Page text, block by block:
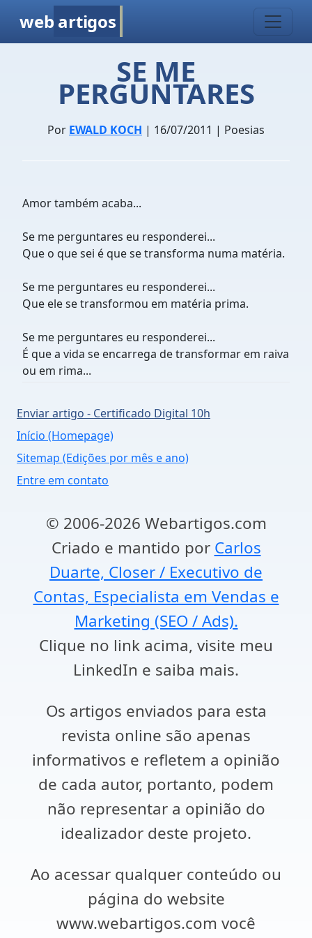
web artigos
SE ME
PERGUNTARES
Por EWALD KOCH | 16/07/2011 | Poesias
Amor também acaba...
Se me perguntares eu responderei...
Que o que sei é que se transforma numa matéria.
Se me perguntares eu responderei...
Que ele se transformou em matéria prima.
Se me perguntares eu responderei...
É que a vida se encarrega de transformar em raiva
ou em rima...
Enviar artigo - Certificado Digital 10h
Início (Homepage)
Sitemap (Edições por mês e ano)
Entre em contato
© 2006-2026 Webartigos.com
Criado e mantido por Carlos
Duarte, Closer / Executivo de
Contas, Especialista em Vendas e
Marketing (SEO / Ads).
Clique no link acima, visite meu
LinkedIn e saiba mais.
Os artigos enviados para esta
revista online são apenas
informativos e refletem a opinião
de cada autor, portanto, podem
não representar a opinião do
idealizador deste projeto.
Ao acessar qualquer conteúdo ou
página do website
www.webartigos.com você